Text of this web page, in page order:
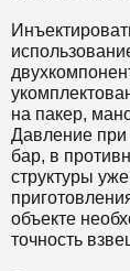
на пакер,
Давление
бар, в
структуры
объекте
точность